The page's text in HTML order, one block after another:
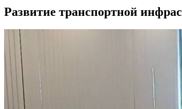
Развитие транспортной